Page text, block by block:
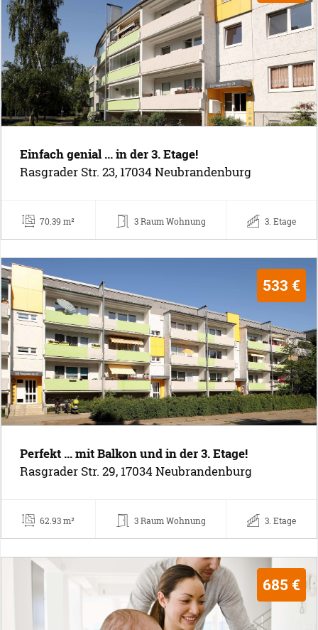
Einfach genial ... in der 3. Etage!
Rasgrader Str. 23, 17034 Neubrandenburg
70.39 m² 3 Raum Wohnung 3. Etage
533 €
Perfekt ... mit Balkon und in der 3. Etage!
Rasgrader Str. 29, 17034 Neubrandenburg
62.93 m² 3 Raum Wohnung 3. Etage
685 €